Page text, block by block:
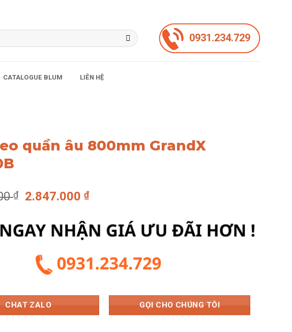
0931.234.729
CATALOGUE BLUM LIÊN HỆ
quần âu 800mm GrandX
₫
Giá
là:
4.380.000 ₫.
2.847.000₫Giá
tại
là:
CHAT ZALO GỌI CHO CHÚNG TÔI